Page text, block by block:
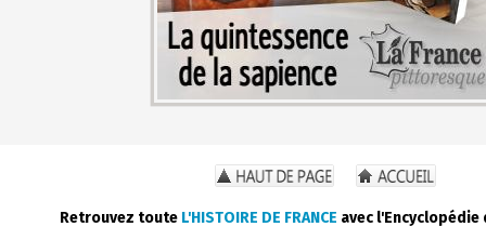
Retrouvez toute L'HISTOIRE DE FRANCE avec